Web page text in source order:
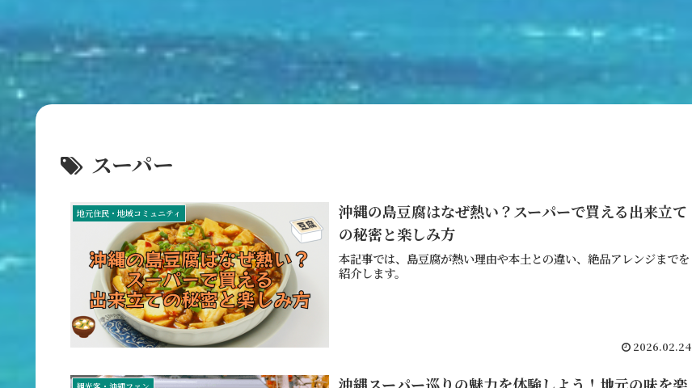
スーパー
地元住民・地域コミュニティ
沖縄の島豆腐はなぜ熱い？スーパーで買える出来立て
の秘密と楽しみ方
本記事では、島豆腐が熱い理由や本土との違い、絶品アレンジまでを
紹介します。
2026.02.24